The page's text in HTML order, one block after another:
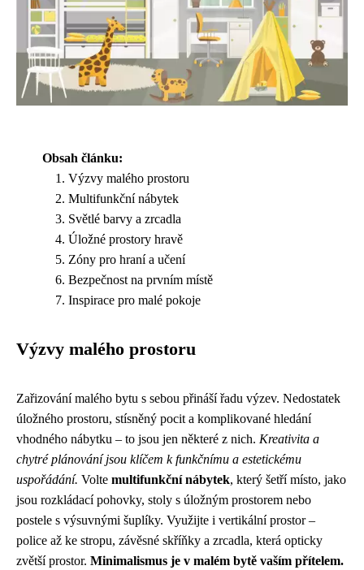
Obsah článku:
Výzvy malého prostoru
Multifunkční nábytek
Světlé barvy a zrcadla
Úložné prostory hravě
Zóny pro hraní a učení
Bezpečnost na prvním místě
Inspirace pro malé pokoje
Výzvy malého prostoru
Zařizování malého bytu s sebou přináší řadu výzev. Nedostatek
úložného prostoru, stísněný pocit a komplikované hledání
vhodného nábytku – to jsou jen některé z nich. Kreativita a
chytré plánování jsou klíčem k funkčnímu a estetickému
uspořádání. Volte multifunkční nábytek, který šetří místo, jako
jsou rozkládací pohovky, stoly s úložným prostorem nebo
postele s výsuvnými šuplíky. Využijte i vertikální prostor –
police až ke stropu, závěsné skříňky a zrcadla, která opticky
zvětší prostor. Minimalismus je v malém bytě vaším přítelem.